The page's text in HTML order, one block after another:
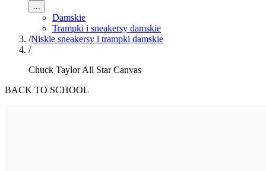
...
Damskie
Trampki i sneakersy damskie
/Niskie sneakersy i trampki damskie
/
Chuck Taylor All Star Canvas
BACK TO SCHOOL